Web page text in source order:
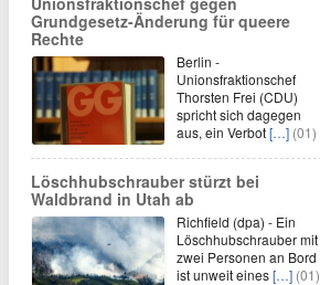
Grundgesetz-Änderung für queere
Rechte
Berlin -
Unionsfraktionschef
Thorsten Frei (CDU)
spricht sich dagegen
aus, ein Verbot[…] (01)
Löschhubschrauber stürzt bei
Waldbrand in Utah ab
Richfield (dpa) - Ein
Löschhubschrauber mit
zwei Personen an Bord
ist unweit eines[…] (01)